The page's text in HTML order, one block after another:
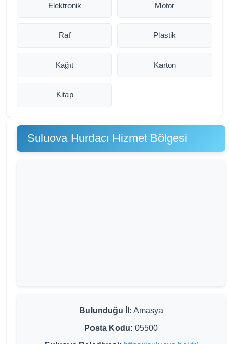
Elektronik Motor
Raf Plastik
Kağıt Karton
Kitap
Suluova Hurdacı Hizmet Bölgesi
Bulunduğu İl: Amasya
Posta Kodu: 05500